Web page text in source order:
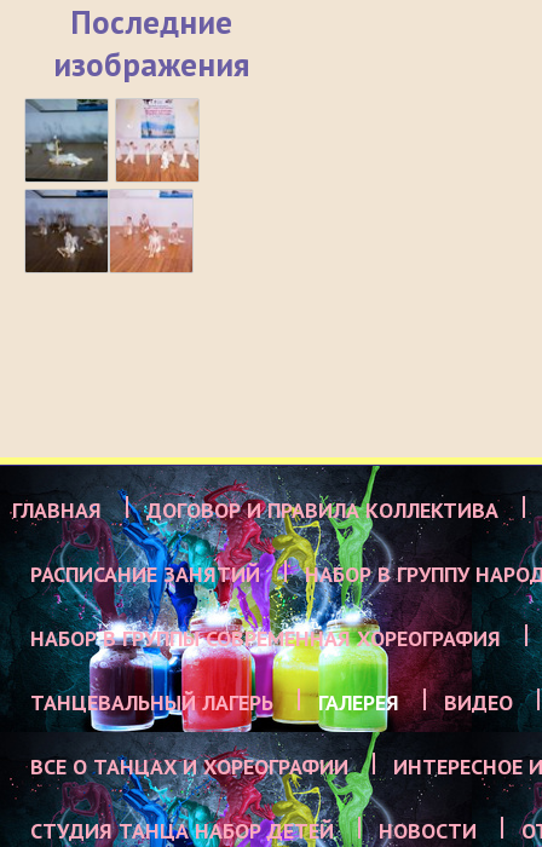
Последние
изображения
ГЛАВНАЯ ДОГОВОР И ПРАВИЛА КОЛЛЕКТИВА
РАСПИСАНИЕ ЗАНЯТИЙ НАБОР В ГРУППУ
НАБОР В ГРУППЫ СОВРЕМЕННАЯ ХОРЕОГРАФИЯ
ТАНЦЕВАЛЬНЫЙ ЛАГЕРЬ ГАЛЕРЕЯ ВИДЕО
ВСЕ О ТАНЦАХ И ХОРЕОГРАФИИ ИНТЕРЕСНОЕ
СТУДИЯ ТАНЦА НАБОР ДЕТЕЙ НОВОСТИ